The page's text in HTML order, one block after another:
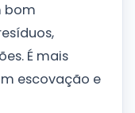
bom
É mais
escovação e